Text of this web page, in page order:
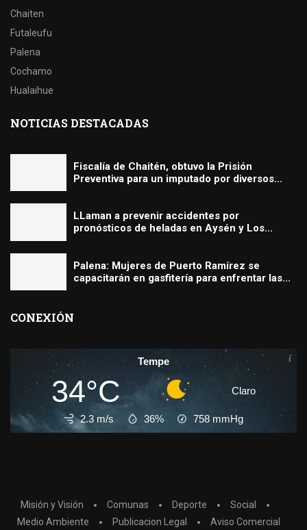
Chaiten
Futaleufu
Palena
Cochamo
Hualaihue
NOTICIAS DESTACADAS
Fiscalía de Chaitén, obtuvo la Prisión
Preventiva para un imputado por diversos...
LLaman a prevenir accidentes por
pronósticos de heladas en Aysén y Los...
Palena: Mujeres de Puerto Ramírez se
capacitarán en gasfitería para enfrentar las...
CONEXIÓN
Tempe
34°C Claro
2.3 m/s 36% 758 mmHg
Misión y Visión Comunas Deporte
Social
Medio Ambiente
Publicacion Legal Aviso Comercial